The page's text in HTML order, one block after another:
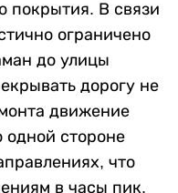
покрытия. В связи
ограничено
до улицы
дорогу не
движение
одной стороне
что
в часы пик.